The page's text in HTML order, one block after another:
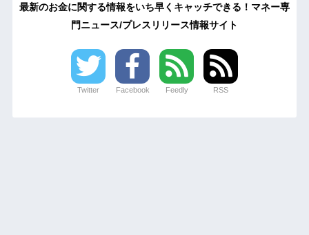
最新のお金に関する情報をいち早くキャッチできる！マネー専
門ニュース/プレスリリース情報サイト
Twitter Facebook Feedly RSS